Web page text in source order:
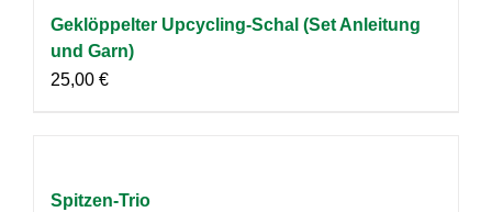
Geklöppelter Upcycling-Schal (Set Anleitung
und Garn)
25,00 €
Spitzen-Trio